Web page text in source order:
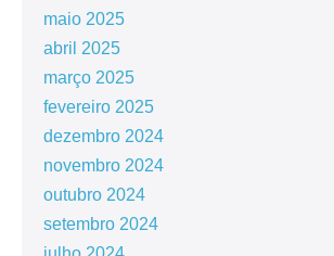
maio 2025
abril 2025
março 2025
fevereiro 2025
dezembro 2024
novembro 2024
outubro 2024
setembro 2024